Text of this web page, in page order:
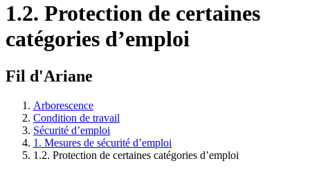
1.2. Protection de certaines
catégories d’emploi
Fil d'Ariane
Arborescence
Condition de travail
Sécurité d’emploi
1. Mesures de sécurité d’emploi
1.2. Protection de certaines catégories d’emploi